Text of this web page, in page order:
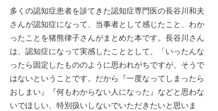
多くの認知症患者を診てきた認知症専門医の長谷川和夫
さんが認知症になって、当事者として感じたこと、わか
ったことを猪熊律子さんがまとめた本です。長谷川さん
は、認知症になって実感したこととして、「いったんな
ったら固定したもののように思われがちですが、そうで
はないということです。だから『一度なってしまったら
おしまい』『何もわからない人になった』などと思わな
いでほしい、特別扱いしないでいただきたいと思いま